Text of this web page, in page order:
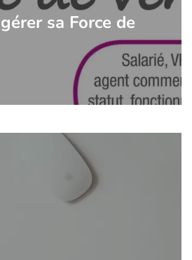
sa Force de